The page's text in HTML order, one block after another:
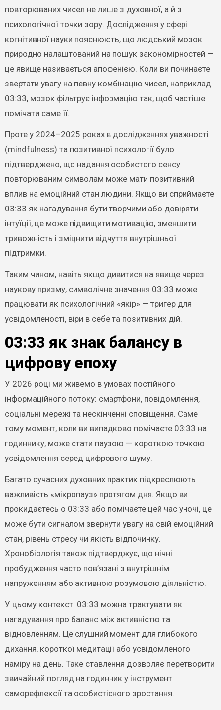
повторюваних чисел не лише з духовної, а й з
психологічної точки зору. Дослідження у сфері
когнітивної науки пояснюють, що людський мозок
природно налаштований на пошук закономірностей —
це явище називається апофенією. Коли ви починаєте
звертати увагу на певну комбінацію чисел, наприклад
03:33, мозок фільтрує інформацію так, щоб частіше
помічати саме її.
Проте у 2024–2025 роках в дослідженнях уважності
(mindfulness) та позитивної психології було
підтверджено, що надання особистого сенсу
повторюваним символам може мати позитивний
вплив на емоційний стан людини. Якщо ви сприймаєте
03:33 як нагадування бути творчими або довіряти
інтуїції, це може підвищити мотивацію, зменшити
тривожність і зміцнити відчуття внутрішньої
підтримки.
Таким чином, навіть якщо дивитися на явище через
наукову призму, символічне значення 03:33 може
працювати як психологічний «якір» — тригер для
усвідомленості, віри в себе та позитивних дій.
03:33 як знак балансу в
цифрову епоху
У 2026 році ми живемо в умовах постійного
інформаційного потоку: смартфони, повідомлення,
соціальні мережі та нескінченні сповіщення. Саме
тому момент, коли ви випадково помічаєте 03:33 на
годиннику, може стати паузою — короткою точкою
усвідомлення серед цифрового шуму.
Багато сучасних духовних практик підкреслюють
важливість «мікропауз» протягом дня. Якщо ви
прокидаєтесь о 03:33 або помічаєте цей час уночі, це
може бути сигналом звернути увагу на свій емоційний
стан, рівень стресу чи якість відпочинку.
Хронобіологія також підтверджує, що нічні
пробудження часто пов’язані з внутрішнім
напруженням або активною розумовою діяльністю.
У цьому контексті 03:33 можна трактувати як
нагадування про баланс між активністю та
відновленням. Це слушний момент для глибокого
дихання, короткої медитації або усвідомленого
наміру на день. Таке ставлення дозволяє перетворити
звичайний погляд на годинник у інструмент
саморефлексії та особистісного зростання.